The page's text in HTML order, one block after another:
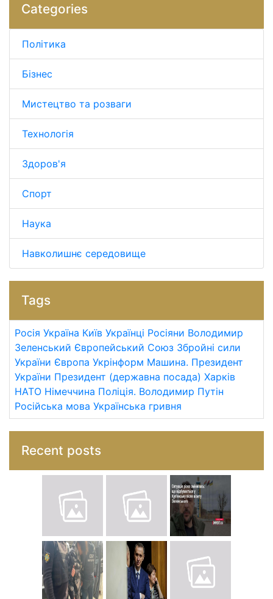
Categories
Політика
Бізнес
Мистецтво та розваги
Технологія
Здоров'я
Спорт
Наука
Навколишнє середовище
Tags
Росія Україна Київ Українці Росіяни Володимир
Зеленський Європейський Союз Збройні сили
України Європа Укрінформ Машина. Президент
України Президент (державна посада) Харків
НАТО Німеччина Поліція. Володимир Путін
Російська мова Українська гривня
Recent posts